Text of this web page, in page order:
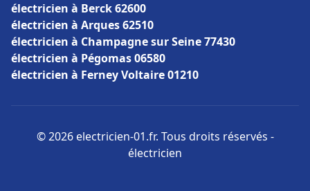
électricien à Berck 62600
électricien à Arques 62510
électricien à Champagne sur Seine 77430
électricien à Pégomas 06580
électricien à Ferney Voltaire 01210
© 2026 electricien-01.fr. Tous droits réservés -
électricien